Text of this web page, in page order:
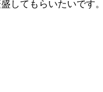
してもらいたいです。